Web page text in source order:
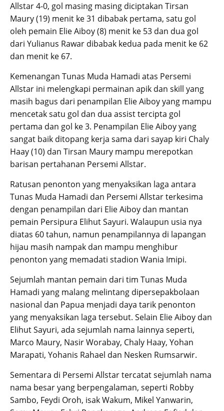
Allstar 4-0, gol masing masing diciptakan Tirsan
Maury (19) menit ke 31 dibabak pertama, satu gol
oleh pemain Elie Aiboy (8) menit ke 53 dan dua gol
dari Yulianus Rawar dibabak kedua pada menit ke 62
dan menit ke 67.
Kemenangan Tunas Muda Hamadi atas Persemi
Allstar ini melengkapi permainan apik dan skill yang
masih bagus dari penampilan Elie Aiboy yang mampu
mencetak satu gol dan dua assist tercipta gol
pertama dan gol ke 3. Penampilan Elie Aiboy yang
sangat baik ditopang kerja sama dari sayap kiri Chaly
Haay (10) dan Tirsan Maury mampu merepotkan
barisan pertahanan Persemi Allstar.
Ratusan penonton yang menyaksikan laga antara
Tunas Muda Hamadi dan Persemi Allstar terkesima
dengan penampilan dari Elie Aiboy dan mantan
pemain Persipura Elihut Sayuri. Walaupun usia nya
diatas 60 tahun, namun penampilannya di lapangan
hijau masih nampak dan mampu menghibur
penonton yang memadati stadion Wania Imipi.
Sejumlah mantan pemain dari tim Tunas Muda
Hamadi yang malang melintang dipersepakbolaan
nasional dan Papua menjadi daya tarik penonton
yang menyaksikan laga tersebut. Selain Elie Aiboy dan
Elihut Sayuri, ada sejumlah nama lainnya seperti,
Marco Maury, Nasir Worabay, Chaly Haay, Yohan
Marapati, Yohanis Rahael dan Nesken Rumsarwir.
Sementara di Persemi Allstar tercatat sejumlah nama
nama besar yang berpengalaman, seperti Robby
Sambo, Feydi Oroh, isak Wakum, Mikel Yanwarin,